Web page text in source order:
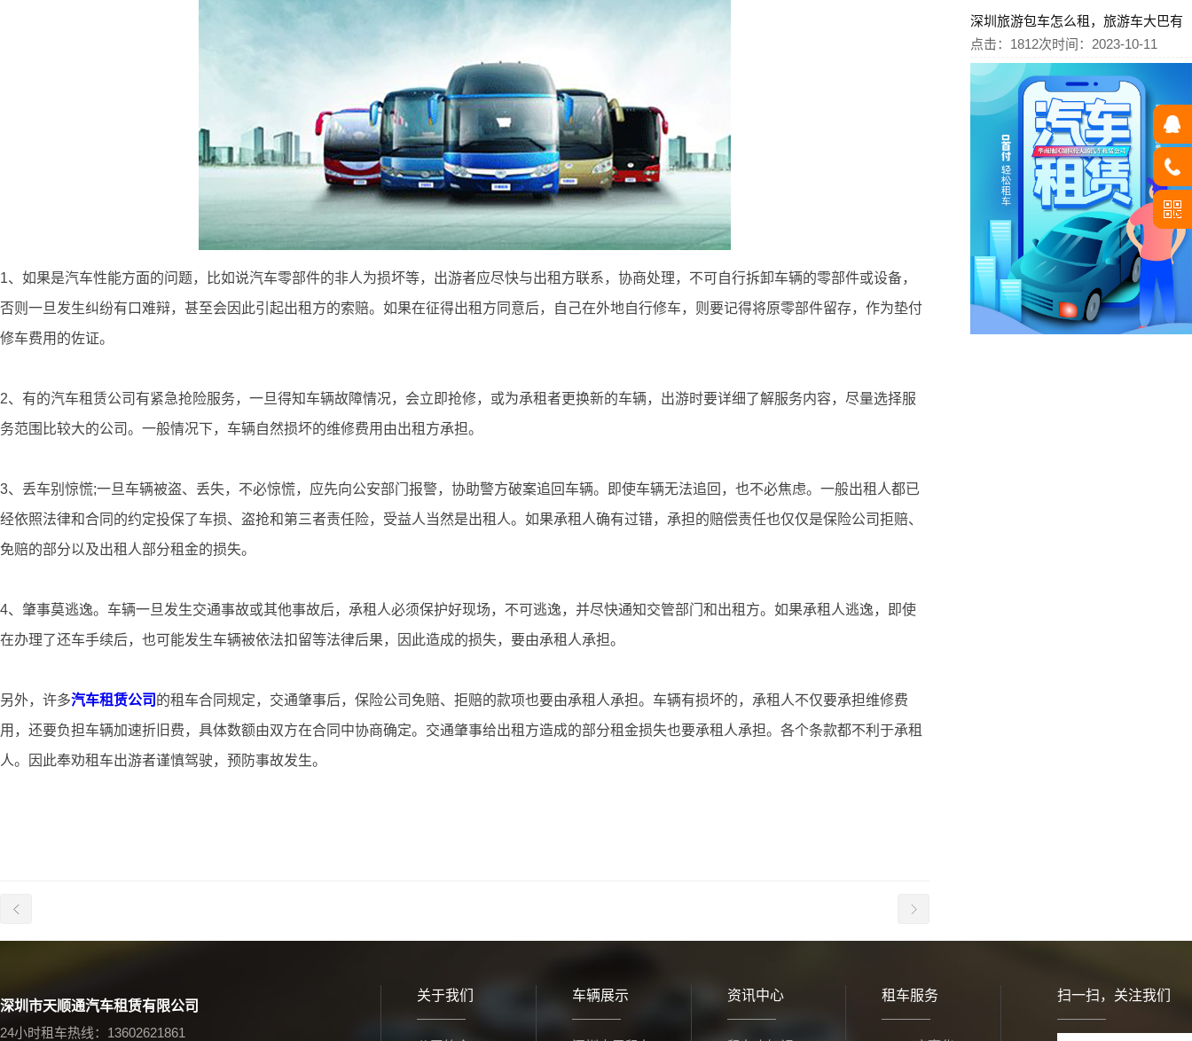
1、如果是汽车性能方面的问题，比如说汽车零部件的非人为损坏等，出游者应尽快与出租方联系，协商处理，不可自行拆卸车辆的零部件或设备，
否则一旦发生纠纷有口难辩，甚至会因此引起出租方的索赔。如果在征得出租方同意后，自己在外地自行修车，则要记得将原零部件留存，作为垫付
修车费用的佐证。
2、有的汽车租赁公司有紧急抢险服务，一旦得知车辆故障情况，会立即抢修，或为承租者更换新的车辆，出游时要详细了解服务内容，尽量选择服
务范围比较大的公司。一般情况下，车辆自然损坏的维修费用由出租方承担。
3、丢车别惊慌;一旦车辆被盗、丢失，不必惊慌，应先向公安部门报警，协助警方破案追回车辆。即使车辆无法追回，也不必焦虑。一般出租人都已
经依照法律和合同的约定投保了车损、盗抢和第三者责任险，受益人当然是出租人。如果承租人确有过错，承担的赔偿责任也仅仅是保险公司拒赔、
免赔的部分以及出租人部分租金的损失。
4、肇事莫逃逸。车辆一旦发生交通事故或其他事故后，承租人必须保护好现场，不可逃逸，并尽快通知交管部门和出租方。如果承租人逃逸，即使
在办理了还车手续后，也可能发生车辆被依法扣留等法律后果，因此造成的损失，要由承租人承担。
另外，许多汽车租赁公司 的租车合同规定，交通肇事后，保险公司免赔、拒赔的款项也要由承租人承担。车辆有损坏的，承租人不仅要承担维修费
用，还要负担车辆加速折旧费，具体数额由双方在合同中协商确定。交通肇事给出租方造成的部分租金损失也要承租人承担。各个条款都不利于承租
人。因此奉劝租车出游者谨慎驾驶，预防事故发生。
深圳旅游包车怎么租，旅游车大巴有
点击：1812次时间：2023-10-11
深圳市天顺通汽车租赁有限公司
24小时租车热线：13602621861
关于我们 车辆展示 资讯中心 租车服务 扫一扫，关注我们